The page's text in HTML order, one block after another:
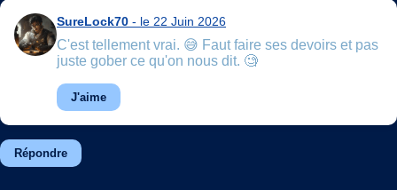
SureLock70 - le 22 Juin 2026
C'est tellement vrai. 😅 Faut faire ses devoirs et pas
juste gober ce qu'on nous dit. 🧐
J'aime
Répondre